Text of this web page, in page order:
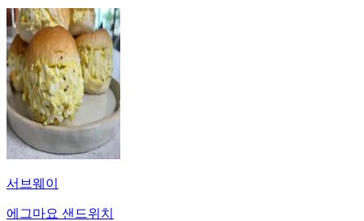
서브웨이
에그마요 샌드위치